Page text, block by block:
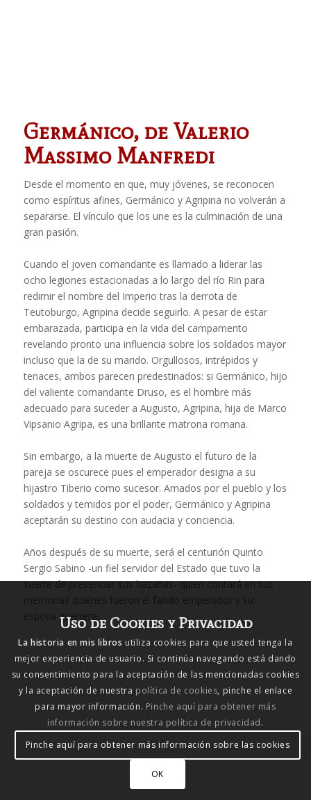
Germánico, de Valerio
Massimo Manfredi
Desde el momento en que, muy jóvenes, se reconocen
como espíritus afines, Germánico y Agripina no volverán a
separarse. El vínculo que los une es la culminación de una
gran pasión.
Cuando el joven comandante es llamado a liderar las
ocho legiones estacionadas a lo largo del río Rin para
redimir el nombre del Imperio tras la derrota de
Teutoburgo, Agripina decide seguirlo. A pesar de estar
embarazada, participa en la vida del campamento
revelando pronto una influencia sobre los soldados mayor
incluso que la de su marido. Orgullosos, intrépidos y
tenaces, ambos parecen predestinados: si Germánico, hijo
del valiente comandante Druso, es el hombre más
adecuado para suceder a Augusto, Agripina, hija de Marco
Vipsanio Agripa, es una brillante matrona romana.
Sin embargo, a la muerte de Augusto el futuro de la
pareja se oscurece pues el emperador designa a su
hijastro Tiberio como sucesor. Amados por el pueblo y los
soldados y temidos por el poder, Germánico y Agripina
aceptarán su destino con audacia y conciencia.
Años después de su muerte, será el centurión Quinto
Sergio Sabino -un fiel servidor del Estado que tuvo la
suerte de presenciar sus hazañas- quien contará en sus
esposa guerrera.
Uso de Cookies y Privacidad
La historia en mis libros utiliza cookies para que usted tenga la
mejor experiencia de usuario. Si continúa navegando está dando
su consentimiento para la aceptación de las mencionadas cookies
y la aceptación de nuestra política de cookies, pinche el enlace
para mayor información. Pinche aquí para obtener más
información sobre nuestra política de privacidad.
Pinche aquí para obtener más información sobre las cookies
OK